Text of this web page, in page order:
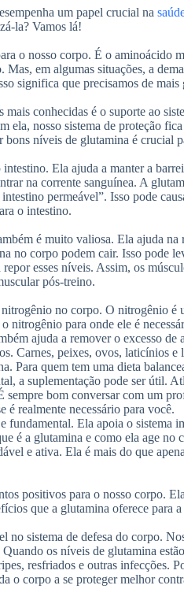
um papel crucial na
la? Vamos lá!
o nosso corpo. É o aminoácido
em algumas situações, a
significa que precisamos de
conhecidas é o suporte ao
ela, nosso sistema de proteção
níveis de glutamina é crucial
Ela ajuda a manter a
na corrente sanguínea. A
permeável”. Isso pode
o intestino.
é muito valiosa. Ela ajuda na
no corpo podem cair. Isso pode
esses níveis. Assim, os
pós-treino.
no corpo. O nitrogênio é
nitrogênio para onde ele é
ajuda a remover o excesso
Carnes, peixes, ovos, laticínios e
Para quem tem uma dieta
a suplementação pode ser útil.
bom conversar com um
é realmente necessário para você.
fundamental. Ela apoia o sistema
é a glutamina e como ela age no
e ativa. Ela é mais do que
positivos para o nosso corpo.
que a glutamina oferece para a
no sistema de defesa do corpo.
os níveis de glutamina
resfriados e outras infecções.
o corpo a se proteger melhor